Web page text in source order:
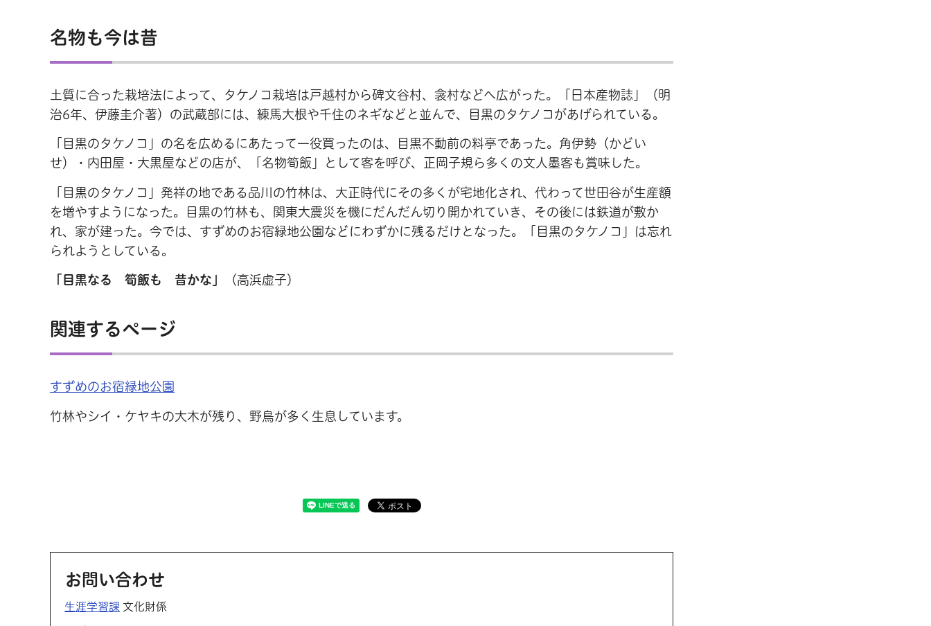
名物も今は昔
土質に合った栽培法によって、タケノコ栽培は戸越村から碑文谷村、衾村などへ広がった。「日本産物誌」（明
治6年、伊藤圭介著）の武蔵部には、練馬大根や千住のネギなどと並んで、目黒のタケノコがあげられている。
「目黒のタケノコ」の名を広めるにあたって一役買ったのは、目黒不動前の料亭であった。角伊勢（かどい
せ）・内田屋・大黒屋などの店が、「名物筍飯」として客を呼び、正岡子規ら多くの文人墨客も賞味した。
「目黒のタケノコ」発祥の地である品川の竹林は、大正時代にその多くが宅地化され、代わって世田谷が生産額
を増やすようになった。目黒の竹林も、関東大震災を機にだんだん切り開かれていき、その後には鉄道が敷か
れ、家が建った。今では、すずめのお宿緑地公園などにわずかに残るだけとなった。「目黒のタケノコ」は忘れ
られようとしている。
「目黒なる 筍飯も 昔かな」 （高浜虚子）
関連するページ
すずめのお宿緑地公園
竹林やシイ・ケヤキの大木が残り、野鳥が多く生息しています。
お問い合わせ
生涯学習課 文化財係